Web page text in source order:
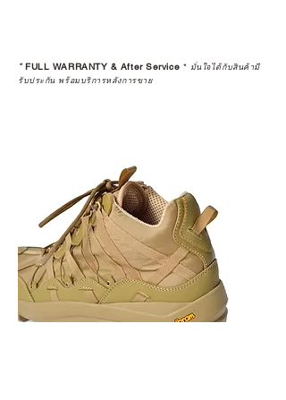
*FULL WARRANTY & After Service * มั่นใจได้กับสินค้ามี
รับประกัน พร้อมบริการหลังการขาย